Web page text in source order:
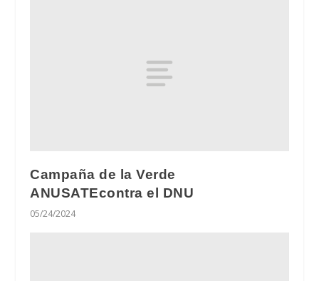
Campaña de la Verde
ANUSATEcontra el DNU
05/24/2024